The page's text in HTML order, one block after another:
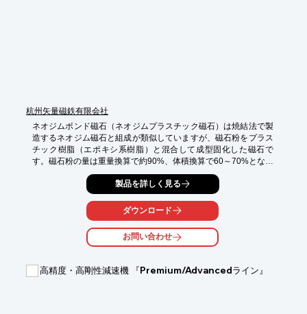
杭州矢量磁鉄有限会社
ネオジムボンド磁石（ネオジムプラスチック磁石）は焼結法で製
造するネオジム磁石と組成が類似していますが、磁石粉をプラス
チック樹脂（エポキシ系樹脂）と混合して成型固化した磁石で
す。磁石粉の量は重量換算で約90%、体積換算で60～70%となり
製品を詳しく見る
ダウンロード
お問い合わせ
高精度・高剛性減速機 『Premium/Advancedライン』